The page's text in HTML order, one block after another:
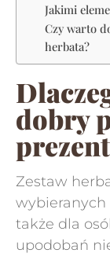
Jakimi
Czy warto
herbata?
dobry
Zestaw
także dla
upodobań